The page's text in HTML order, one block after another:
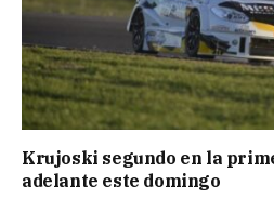
Krujoski segundo en la
adelante este domingo